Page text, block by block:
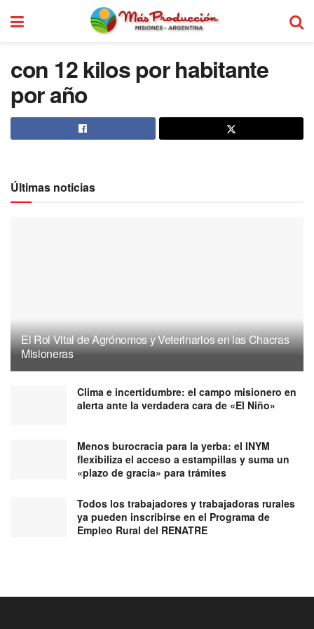
con 12 kilos por habitante
por año
Últimas noticias
El Rol Vital de Agrónomos y Veterinarios en las Chacras
Misioneras
Clima e incertidumbre: el campo misionero en
alerta ante la verdadera cara de «El Niño»
Menos burocracia para la yerba: el INYM
flexibiliza el acceso a estampillas y suma un
«plazo de gracia» para trámites
Todos los trabajadores y trabajadoras rurales
ya pueden inscribirse en el Programa de
Empleo Rural del RENATRE